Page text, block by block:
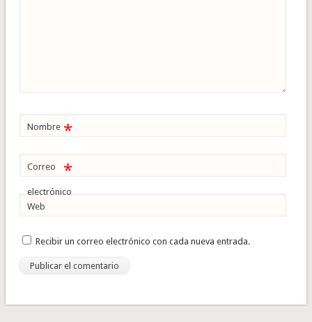
Nombre *
Correo
electrónico
*
Web
Recibir un correo electrónico con cada nueva entrada.